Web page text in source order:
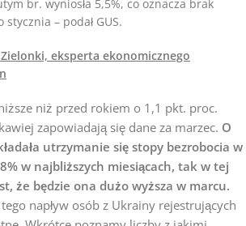
br. wyniosła 5,5%, co oznacza brak
– podał GUS.
eksperta ekonomicznego
niż przed rokiem o 1,1 pkt. proc.
zapowiadają się dane za marzec. O
utrzymanie się stopy bezrobocia w
w najbliższych miesiącach, tak w tej
że będzie ona dużo wyższa w marcu.
napływ osób z Ukrainy rejestrujących